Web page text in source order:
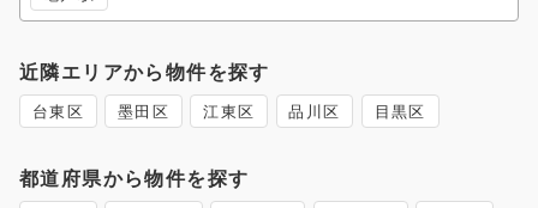
近隣エリアから物件を探す
台東区 墨田区 江東区 品川区 目黒区
都道府県から物件を探す